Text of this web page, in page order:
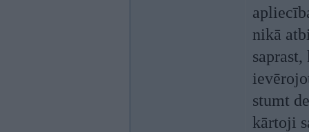
nikā
stumt
kārtoji